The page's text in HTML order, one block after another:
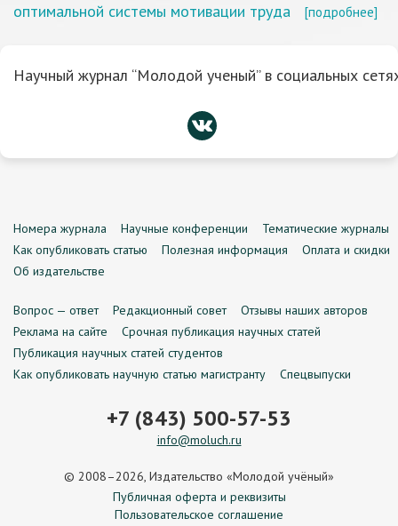
оптимальной системы мотивации труда
[подробнее]
Научный журнал “Молодой ученый” в социальных
Номера журнала Научные конференции
Тематические журналы
Как опубликовать статью
Полезная информация
Оплата и скидки
Об издательстве
Вопрос — ответ Редакционный совет
Отзывы наших авторов
Реклама на сайте
Срочная публикация научных статей
Публикация научных статей студентов
Как опубликовать научную статью магистранту
Спецвыпуски
+7 (843) 500-57-53
info@moluch.ru
© 2008–2026, Издательство «Молодой учёный»
Публичная оферта и реквизиты
Пользовательское соглашение